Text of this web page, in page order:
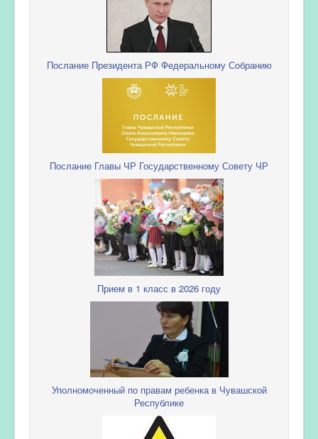
Послание Президента РФ Федеральному Собранию
Послание Главы ЧР Государственному Совету ЧР
Прием в 1 класс в 2026 году
Уполномоченный по правам ребенка в Чувашской
Республике